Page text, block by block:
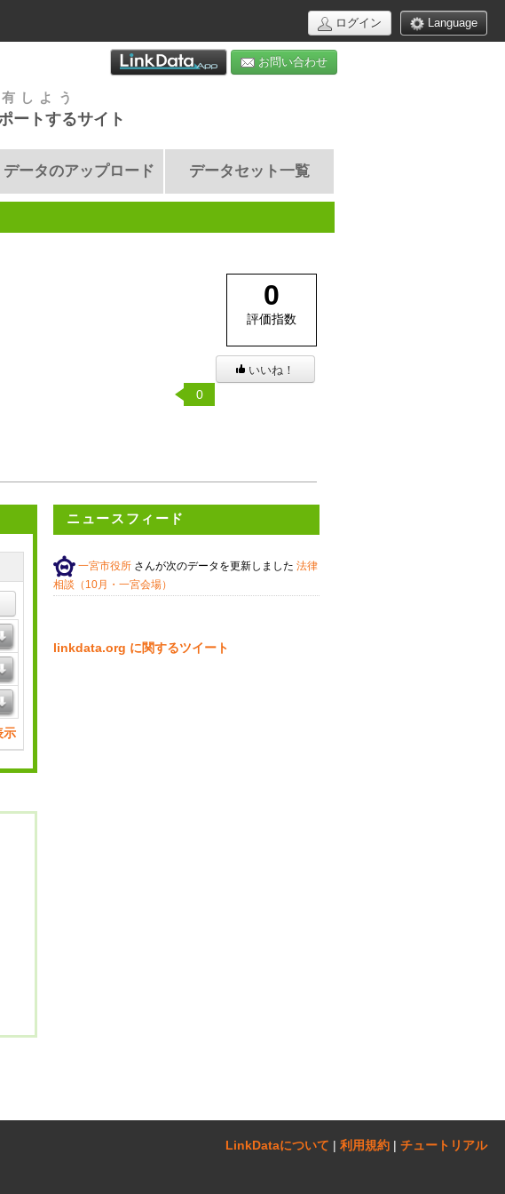
Language
ログイン
お問い合わせ
しよう
ートするサイト
データのアップロード データセット一覧
0
評価指数
いいね！
0
示
ニュースフィード
一宮市役所 さんが次のデータを更新しました 法律
相談（10月・一宮会場）
linkdata.org に関するツイート
LinkDataについて‎ | 利用規約 | チュートリアル